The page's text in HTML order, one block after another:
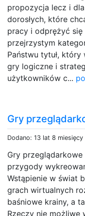
propozycja lecz i
dorosłych, które
pracy i odprężyć
przejrzystym
Państwu tytuł,
gry logiczne i
użytkowników c...
Gry
Dodano: 13 lat 8 miesięcy
Gry przeglądarkowe
przygody
Wstąpienie w świat
grach wirtualnych
baśniowe krainy, a
Rzeczy nie możliwe